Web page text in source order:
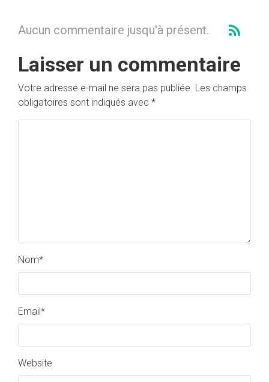
Aucun commentaire jusqu'à présent.
Laisser un commentaire
Votre adresse e-mail ne sera pas publiée. Les champs
obligatoires sont indiqués avec *
Nom*
Email*
Website